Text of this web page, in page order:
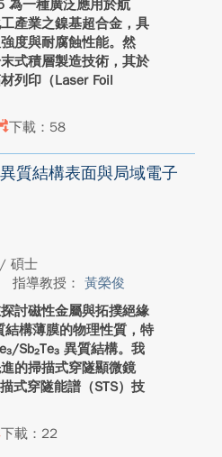
為一種廣泛應用於航
產業之鎳基超合金，具
度與耐腐蝕性能。然
式積層製造技術，其於
列印（Laser Foil
下載：58
質結構表面與局域電子
碩士
指導教授： 黃榮俊
討磁性金屬與拓撲絕緣
結構薄膜的物理性質，特
Sb₂Te₃ 異質結構。我
的掃描式穿隧顯微鏡
描式穿隧能譜（STS）技
下載：22